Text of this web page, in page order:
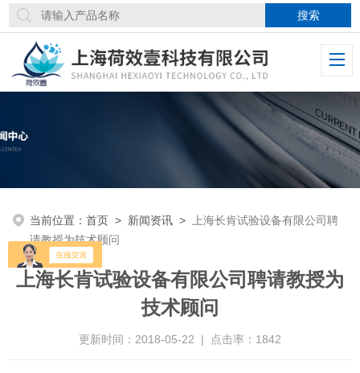
当前位置：首页 > 新闻资讯 >
上海长肯试验设备有限公司聘
请教授为技术顾问
上海长肯试验设备有限公司聘请教授为
技术顾问
更新时间：2018-05-22 | 点击率：1842